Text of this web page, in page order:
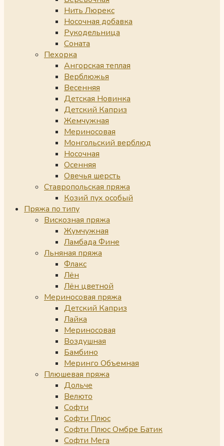
Нить Люрекс
Носочная добавка
Рукодельница
Соната
Пехорка
Ангорская теплая
Верблюжья
Весенняя
Детская Новинка
Детский Каприз
Жемчужная
Мериносовая
Монгольский верблюд
Носочная
Осенняя
Овечья шерсть
Ставропольская пряжа
Козий пух особый
Пряжа по типу
Вискозная пряжа
Жумчужная
Ламбада Фине
Льняная пряжа
Флакс
Лён
Лён цветной
Мериносовая пряжа
Детский Каприз
Лайка
Мериносовая
Воздушная
Бамбино
Меринго Объемная
Плюшевая пряжа
Дольче
Велюто
Софти
Софти Плюс
Софти Плюс Омбре Батик
Софти Мега